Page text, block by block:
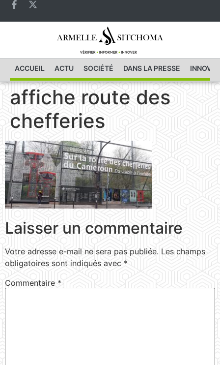
ACCUEIL ACTU SOCIÉTÉ DANS LA PRESSE
affiche route des
chefferies
Laisser un commentaire
Votre adresse e-mail ne sera pas publiée. Les champs
obligatoires sont indiqués avec *
Commentaire *